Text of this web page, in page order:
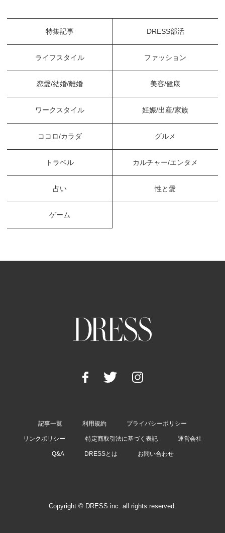
特集記事 DRESS部活
ライフスタイル ファッション
恋愛/結婚/離婚 美容/健康
ワークスタイル 妊娠/出産/家族
ココロ/カラダ グルメ
トラベル カルチャー/エンタメ
占い 性と愛
ゲーム
記事一覧 利用規約 プライバシーポリシー
リンクポリシー 特定商取引法に基づく表記 運営会社
Q&A DRESSとは お問い合わせ
Copyright © DRESS inc. all rights reserved.